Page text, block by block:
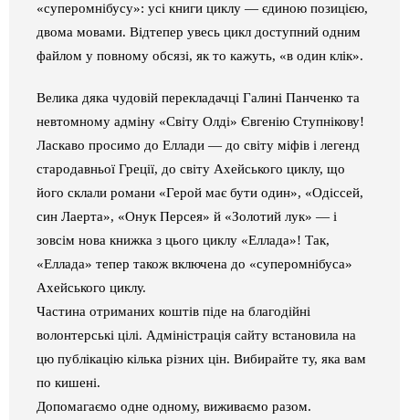
Світ Олді
«суперомнібусу»: усі книги циклу — єдиною позицією,
двома мовами. Відтепер увесь цикл доступний одним
файлом у повному обсязі, як то кажуть, «в один клік».
Велика дяка чудовій перекладачці Галині Панченко та
невтомному адміну «Світу Олді» Євгенію Ступнікову!
Ласкаво просимо до Еллади — до світу міфів і легенд
стародавньої Греції, до світу Ахейського циклу, що
його склали романи «Герой має бути один», «Одіссей,
син Лаерта», «Онук Персея» й «Золотий лук» — і
зовсім нова книжка з цього циклу «Еллада»! Так,
«Еллада» тепер також включена до «суперомнібуса»
Ахейського циклу.
Частина отриманих коштів піде на благодійні
волонтерські цілі. Адміністрація сайту встановила на
цю публікацію кілька різних цін. Вибирайте ту, яка вам
по кишені.
Допомагаємо одне одному, виживаємо разом.